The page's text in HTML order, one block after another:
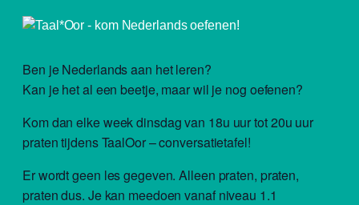
Ben je Nederlands aan het leren?
Kan je het al een beetje, maar wil je nog oefenen?
Kom dan elke week dinsdag van 18u uur tot 20u uur
praten tijdens TaalOor – conversatietafel!
Er wordt geen les gegeven. Alleen praten, praten,
praten dus. Je kan meedoen vanaf niveau 1.1